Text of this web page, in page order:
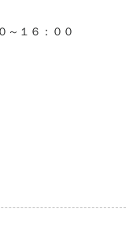
～１６：００